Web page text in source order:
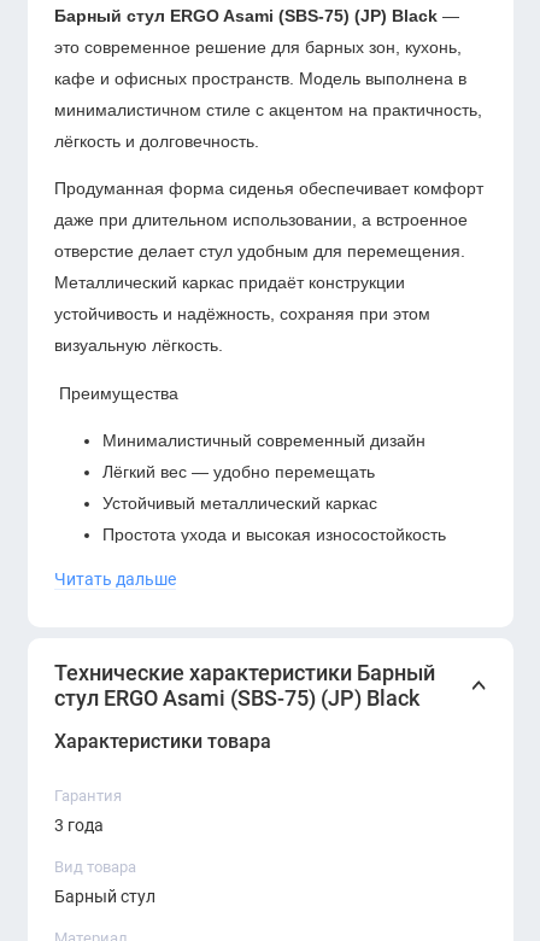
Барный стул ERGO Asami (SBS-75) (JP) Black —
это современное решение для барных зон, кухонь,
кафе и офисных пространств. Модель выполнена в
минималистичном стиле с акцентом на практичность,
лёгкость и долговечность.
Продуманная форма сиденья обеспечивает комфорт
даже при длительном использовании, а встроенное
отверстие делает стул удобным для перемещения.
Металлический каркас придаёт конструкции
устойчивость и надёжность, сохраняя при этом
визуальную лёгкость.
Преимущества
Минималистичный современный дизайн
Лёгкий вес — удобно перемещать
Устойчивый металлический каркас
Простота ухода и высокая износостойкость
Читать дальше
Технические характеристики Барный
стул ERGO Asami (SBS-75) (JP) Black
Характеристики товара
Гарантия
3 года
Вид товара
Барный стул